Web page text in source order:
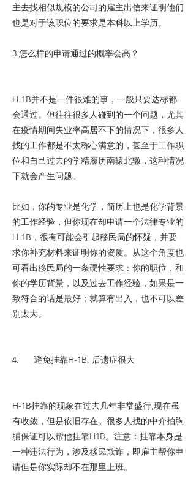
主去找相似规模的公司的雇主出信来证明他们
也是对于该职位的要求是本科以上学历。
3.怎么样的申请通过的概率会高？
H-1B并不是一件很难的事，一般只要达标都
会通过。但往往很多人碰到的一个问题，尤其
在疫情期间失业率高居不下的情况下，很多人
找的工作都是不太称心满意的，甚至于工作职
位和自己过去的学精履历南辕北辙，这种情况
下就会产生问题。
比如，你的专业是化学，简历上也是化学背景
的工作经验，但你现在却申请一个法律专业的
H-1B，很有可能会引起移民局的怀疑，并要
求你补充材料来证明你的资质。从这个角度也
可看出移民局的一条硬性要求：你的职位，和
你的学历背景，以及过去工作经验，如果是一
致符合的话是最好；就算有出入，也不可以差
别太大。
4. 避免挂靠H-1B, 后遗症很大
H-1B挂靠的现象在过去几年非常盛行,现在虽
有收敛，但是依旧存在。很多人找的中介拍胸
脯保证可以帮他挂靠H1B。注意：挂靠本身是
一种违法行为，涉及移民欺诈，即雇主帮你申
请但是你实际却不在那里上班。